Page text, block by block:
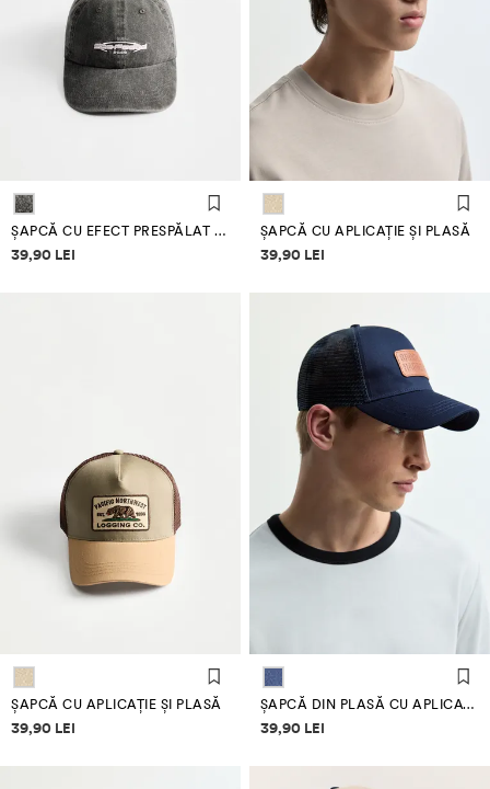
ȘAPCĂ CU EFECT PRESPĂLAT ȘI BRODERIE
Informații despre prețuri
39,90 LEI
ȘAPCĂ CU APLICAȚIE ȘI PLASĂ
Informații despre prețuri
39,90 LEI
ȘAPCĂ CU APLICAȚIE ȘI PLASĂ
Informații despre prețuri
39,90 LEI
ȘAPCĂ DIN PLASĂ CU APLICAȚIE
Informații despre prețuri
39,90 LEI